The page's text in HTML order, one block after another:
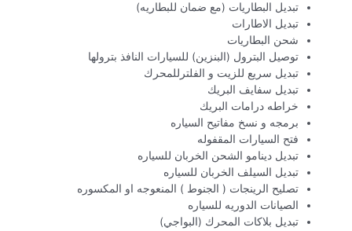
تبديل البطاريات (مع ضمان للبطاريه)
تبديل الاطارات
شحن البطاريات
توصيل البترول (البنزين) للسيارات النافذ بترولها
تبديل سريع للزيت و الفلترللمحرك
تبديل سفايف البريك
خراطه درامات البريك
برمجه و نسخ مفاتيح السياره
فتح السيارات المقفوله
تبديل دينامو الشحن الخربان للسياره
تبديل السيلف الخربان للسياره
تصليح الرينجات ( الجنوط ) المنعوجه او المكسوره
الصيانات الدوريه للسياره
تبديل بلاكات المحرك (البواجي)